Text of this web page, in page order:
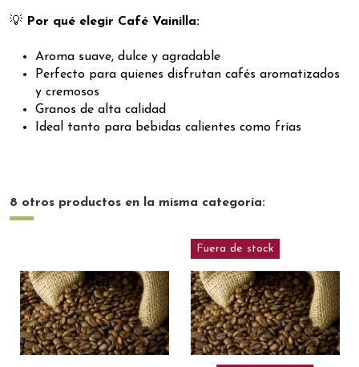
💡 Por qué elegir Café Vainilla:
Aroma suave, dulce y agradable
Perfecto para quienes disfrutan cafés aromatizados
y cremosos
Granos de alta calidad
Ideal tanto para bebidas calientes como frías
8 otros productos en la misma categoría:
Fuera de stock